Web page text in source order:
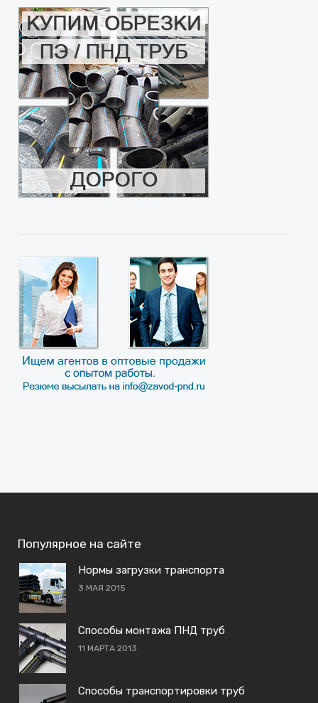
Популярное на сайте
Нормы загрузки транспорта
3 МАЯ 2015
Способы монтажа ПНД труб
11 МАРТА 2013
Способы транспортировки труб